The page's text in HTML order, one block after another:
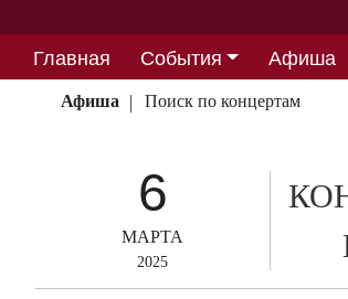
Главная События Афиша
Партнерство
Афиша Поиск по концертам
6
МАРТА
2025